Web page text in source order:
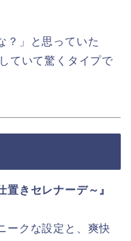
？」と思っていた
ていて驚くタイプで
置きセレナーデ～』
ークな設定と、爽快